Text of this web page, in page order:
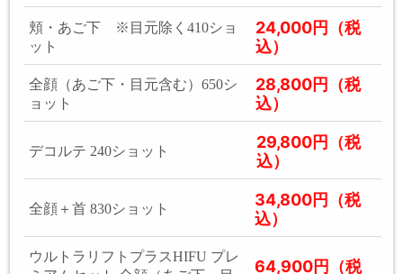
頬・あご下 ※目元除く410ショ
ット
24,000円（税
込）
全顔（あご下・目元含む）650シ
ョット
28,800円（税
込）
デコルテ 240ショット
29,800円（税
込）
全顔＋首 830ショット
34,800円（税
込）
ウルトラリフトプラスHIFU プレ
64,900円（税